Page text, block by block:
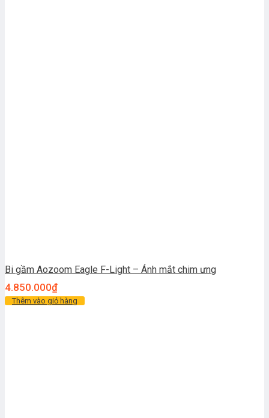
Bi gầm Aozoom Eagle F-Light – Ánh mắt chim ưng
4.850.000₫
Thêm vào giỏ hàng